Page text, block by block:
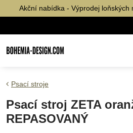
Akční nabídka - Výprodej loňských
Psací stroje
Psací stroj ZETA
REPASOVANÝ